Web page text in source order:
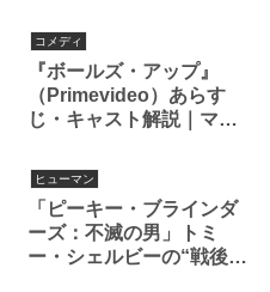
ンス
コメディ
『ボールズ・アップ』
（Primevideo）あらす
じ・キャスト解説｜マー
の過激コメディとは？
ヒューマン
「ピーキー・ブラインダ
ーズ：不滅の男」トミ
ー・シェルビーの“戦後の